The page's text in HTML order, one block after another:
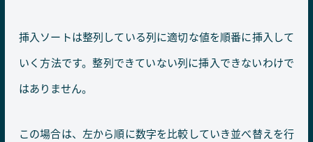
挿入ソートは整列している列に適切な値を順番に挿入して
いく方法です。整列できていない列に挿入できないわけで
はありません。
この場合は、左から順に数字を比較していき並べ替えを行